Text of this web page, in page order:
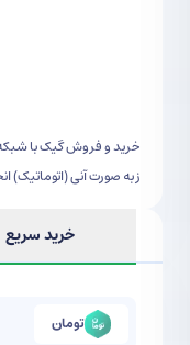
خرید و فروشگیکبا
ز به صورت آنی (اتوماتیک)
خرید سریع
تومان